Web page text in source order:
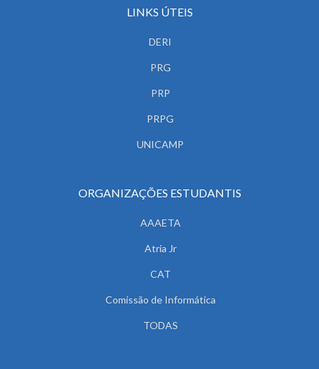
LINKS ÚTEIS
DERI
PRG
PRP
PRPG
UNICAMP
ORGANIZAÇÕES ESTUDANTIS
AAAETA
Atria Jr
CAT
Comissão de Informática
TODAS